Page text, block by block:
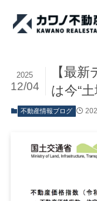
【最
は今“
2025
12/04
不動産情報ブログ